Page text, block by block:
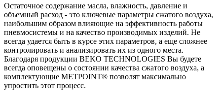
Остаточное содержание масла, влажность, давление и
объемный расход - это ключевые параметры сжатого воздуха,
наибольшим образом влияющие на эффективность работы
пневмосистемы и на качество производимых изделий. Не
всегда удается быть в курсе этих параметров, а еще сложнее
контролировать и анализировать их из одного места.
Благодаря продукции BEKO TECHNOLOGIES Вы будете
всегда оповещены о состоянии качества сжатого воздуха, а
комплектующие METPOINT® позволят максимально
упростить этот процесс.